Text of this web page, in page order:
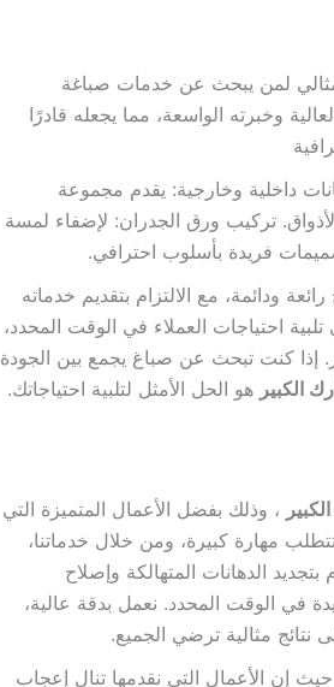
لمن يبحث عن خدمات صباغة
وخبرته الواسعة، مما يجعله قادرًا
داخلية وخارجية: يقدم مجموعة
تركيب ورق الجدران: لإضفاء لمسة
فريدة بأسلوب احترافي.
ودائمة، مع الالتزام بتقديم خدماته
احتياجات العملاء في الوقت المحدد،
إذا كنت تبحث عن صباغ يجمع بين الجودة
الكبير هو الحل الأمثل لتلبية احتياجاتك.
، وذلك بفضل الأعمال المتميزة التي
مهارة كبيرة، ومن خلال خدماتنا،
الدهانات المتهالكة وإصلاح
في الوقت المحدد. نعمل بدقة عالية،
مثالية ترضي الجميع.
حيث إن الأعمال التي نقدمها تنال إعجاب